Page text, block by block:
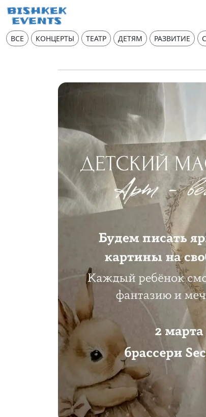
ВСЕ КОНЦЕРТЫ ТЕАТР ДЕТЯМ РАЗВИТИЕ